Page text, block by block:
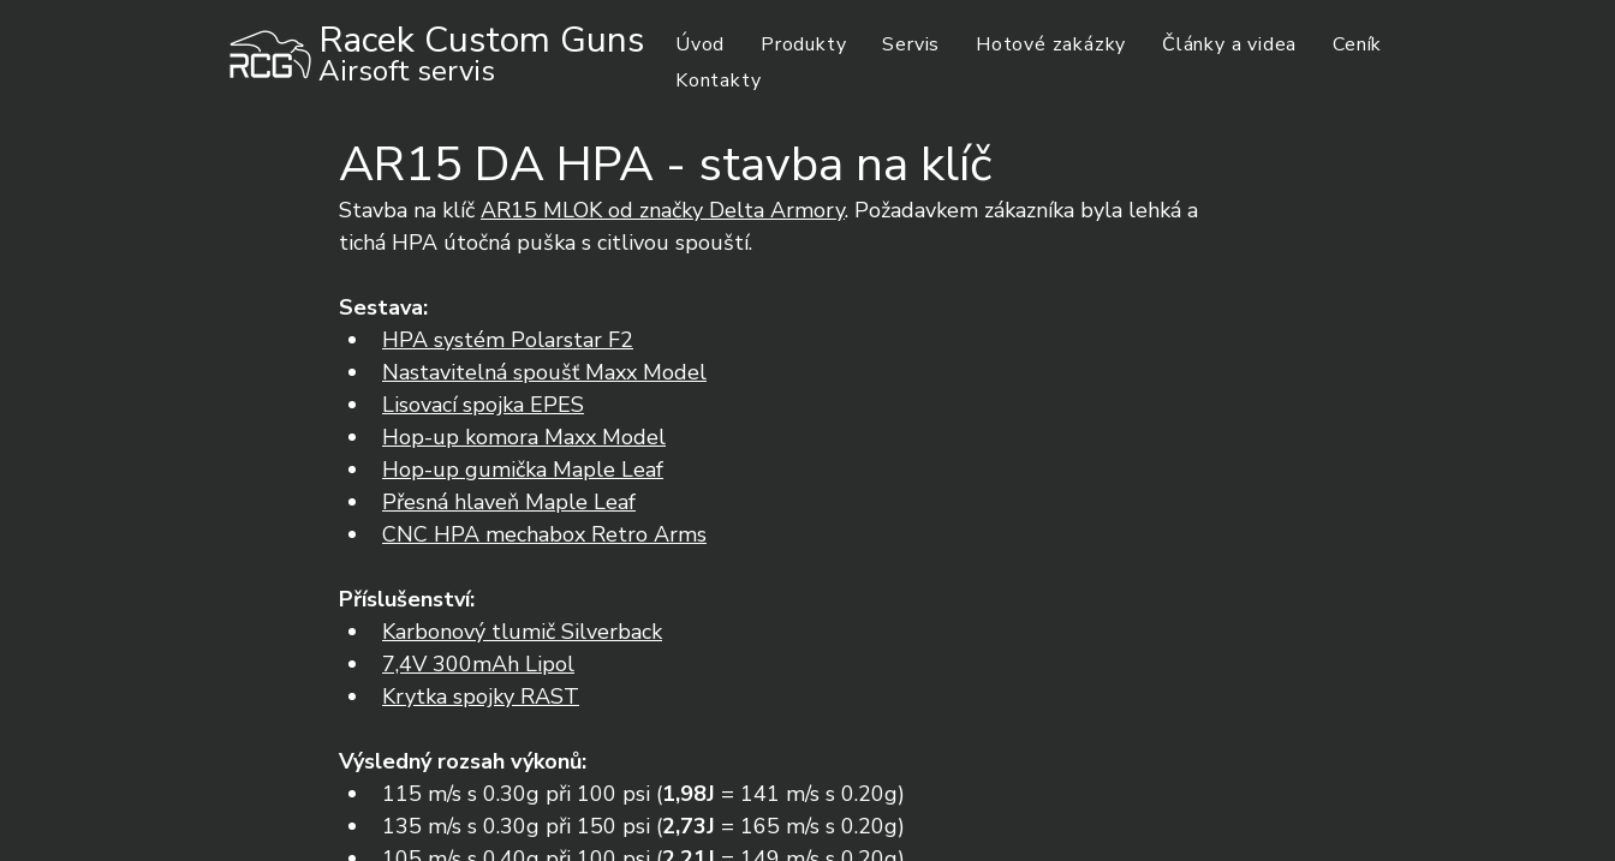
Racek Custom Guns
Airsoft servis
Úvod Produkty Servis Hotové zakázky Články a videa
Ceník
Kontakty
AR15 DA HPA - stavba na klíč
Stavba na klíč AR15 MLOK od značky Delta Armory. Požadavkem zákazníka byla lehká a
tichá HPA útočná puška s citlivou spouští.
Sestava:
HPA systém Polarstar F2
Nastavitelná spoušť Maxx Model
Lisovací spojka EPES
Hop-up komora Maxx Model
Hop-up gumička Maple Leaf
Přesná hlaveň Maple Leaf
CNC HPA mechabox Retro Arms
Příslušenství:
Karbonový tlumič Silverback
7,4V 300mAh Lipol
Krytka spojky RAST
Výsledný rozsah výkonů:
115 m/s s 0.30g při 100 psi (1,98J = 141 m/s s 0.20g)
135 m/s s 0.30g při 150 psi (2,73J = 165 m/s s 0.20g)